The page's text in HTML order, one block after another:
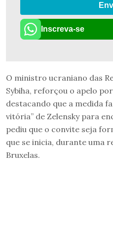
Inscreva-se
O ministro ucraniano das
Sybiha, reforçou o apelo
destacando que a medida
vitória” de Zelensky para
pediu que o convite seja
que se inicia, durante uma
Bruxelas.